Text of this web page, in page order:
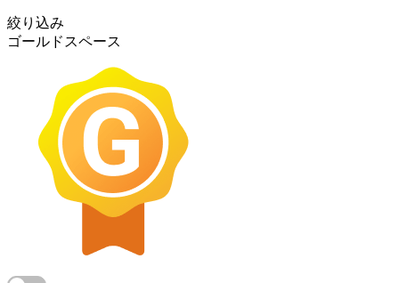
絞り込み
ゴールドスペース